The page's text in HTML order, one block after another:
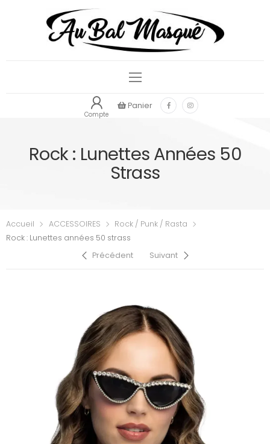
Compte
Panier
Rock : Lunettes Années 50
Strass
Accueil ACCESSOIRES
Rock / Punk / Rasta
Rock : Lunettes années 50 strass
Précédent
Suivant